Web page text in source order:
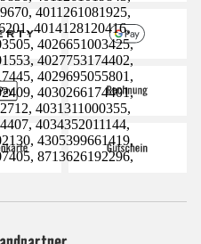
4011261081925,
4014128120416,
4026651003425,
4027753174402,
4029695055801,
4030266174401,
4031311000355,
4034352011144,
4305399661419,
8713626192296,